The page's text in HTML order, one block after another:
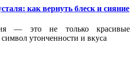
как вернуть блеск и сияние
— это не только красивые
утонченности и вкуса